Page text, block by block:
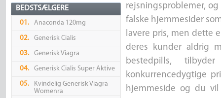
BEDSTSÆLGERE
01. Anaconda 120mg
02. Generisk Cialis
03. Generisk Viagra
04. Generisk Cialis Super Aktive
05.
Kvindelig Generisk Viagra
Womenra
rejsningsproblemer,
falske hjemmesider
lavere pris, men dette
deres kunder aldrig
bestedpills,
konkurrencedygtige
hjemmeside og du